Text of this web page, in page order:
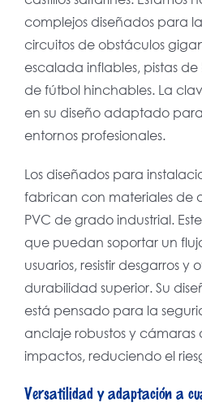
complejos diseñados para
circuitos de obstáculos
escalada inflables, pistas
de fútbol hinchables. La
en su diseño adaptado
entornos profesionales.
Los diseñados para
fabrican con materiales de
PVC de grado industrial.
que puedan soportar un
usuarios, resistir desgarros y
durabilidad superior. Su
está pensado para la
anclaje robustos y
impactos, reduciendo el
Versatilidad y adaptación a